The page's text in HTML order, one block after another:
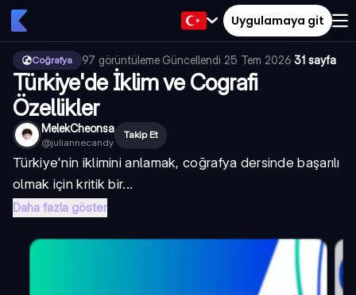
Uygulamaya git
Coğrafya 97 görüntüleme·Güncellendi 25 Tem 2026·31 sayfa
Türkiye'de İklim ve Cografi
Özellikler
MelekCheonsa
@juliannecandy
Takip Et
Türkiye'nin iklimini anlamak, coğrafya dersinde başarılı
olmak için kritik bir...
Daha fazla göster